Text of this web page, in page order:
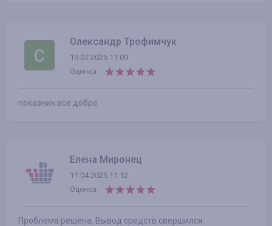
Олександр Трофимчук
19.07.2025 11:09
Оценка:
показник все добре
Елена Миронец
11.04.2025 11:12
Оценка:
Проблема решена. Вывод средств свершился.